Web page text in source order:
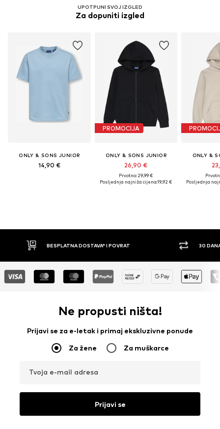
UPOTPUNI SVOJ IZGLED
Za dopuniti izgled
ONLY & SONS JUNIOR
14,90 €
PROMOCIJA
ONLY & SONS JUNIOR
26,90 €
Prvotno: 29,99 €
Posljednja najniža cijena:19,92 €
ONLY &
Posljednja
BESPLATNA DOSTAVA* I POVRAT 30 DANA PRAVO
Ne propusti ništa!
Prijavi se za e-letak i primaj ekskluzivne ponude
Za žene Za muškarce
Tvoja e-mail adresa
Prijavi se